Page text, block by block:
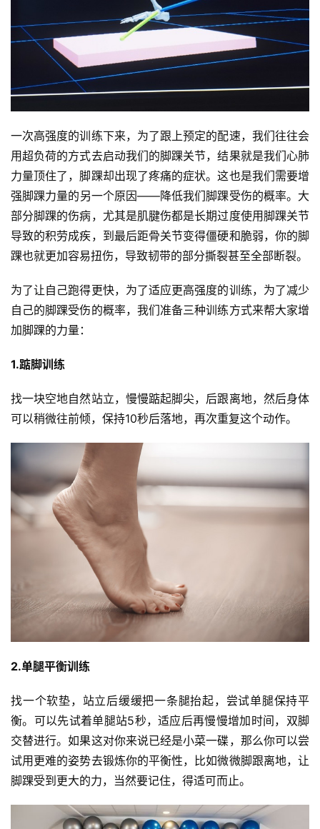
装
训
视
频
用
户
精
选
运
动
集
一次高强度的训练下来，为了跟上预定的配速，我们往往会
用超负荷的方式去启动我们的脚踝关节，结果就是我们心肺
力量顶住了，脚踝却出现了疼痛的症状。这也是我们需要增
强脚踝力量的另一个原因——降低我们脚踝受伤的概率。大
部分脚踝的伤病，尤其是肌腱伤都是长期过度使用脚踝关节
导致的积劳成疾，到最后距骨关节变得僵硬和脆弱，你的脚
踝也就更加容易扭伤，导致韧带的部分撕裂甚至全部断裂。
为了让自己跑得更快，为了适应更高强度的训练，为了减少
自己的脚踝受伤的概率，我们准备三种训练方式来帮大家增
加脚踝的力量：
1.踮脚训练
找一块空地自然站立，慢慢踮起脚尖，后跟离地，然后身体
可以稍微往前倾，保持10秒后落地，再次重复这个动作。
2.单腿平衡训练
找一个软垫，站立后缓缓把一条腿抬起，尝试单腿保持平
衡。可以先试着单腿站5秒，适应后再慢慢增加时间，双脚
交替进行。如果这对你来说已经是小菜一碟，那么你可以尝
试用更难的姿势去锻炼你的平衡性，比如微微脚跟离地，让
脚踝受到更大的力，当然要记住，得适可而止。